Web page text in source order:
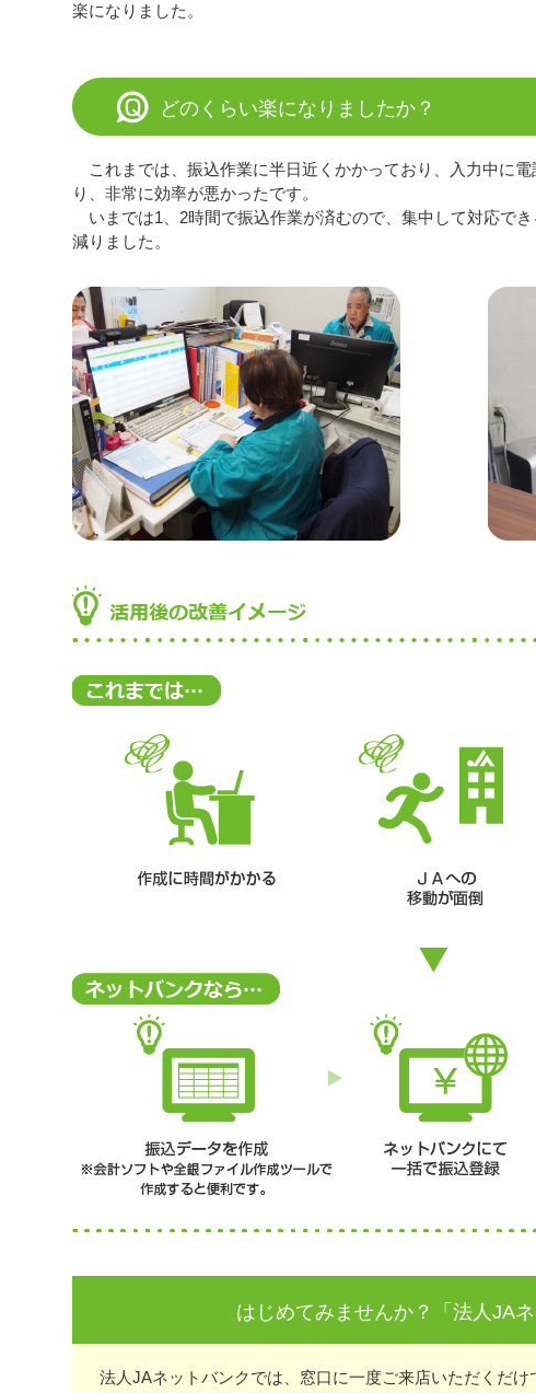
楽になりました。
どのくらい楽になりましたか？
これまでは、振込作業に半日近くかかっており、入力中に
り、非常に効率が悪かったです。
いまでは1、2時間で振込作業が済むので、集中して対応で
減りました。
はじめてみませんか？「法人JA
法人JAネットバンクでは、窓口に一度ご来店いただくだ